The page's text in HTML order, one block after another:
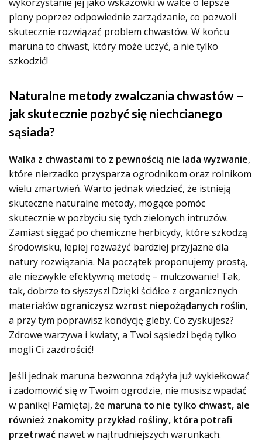
plony poprzez odpowiednie zarządzanie, co pozwoli
skutecznie rozwiązać problem chwastów. W końcu
maruna to chwast, który może uczyć, a nie tylko
szkodzić!
Naturalne metody zwalczania chwastów –
jak skutecznie pozbyć się niechcianego
sąsiada?
Walka z chwastami to z pewnością nie lada wyzwanie,
które nierzadko przysparza ogrodnikom oraz rolnikom
wielu zmartwień. Warto jednak wiedzieć, że istnieją
skuteczne naturalne metody, mogące pomóc
skutecznie w pozbyciu się tych zielonych intruzów.
Zamiast sięgać po chemiczne herbicydy, które szkodzą
środowisku, lepiej rozważyć bardziej przyjazne dla
natury rozwiązania. Na początek proponujemy prostą,
ale niezwykle efektywną metodę – mulczowanie! Tak,
tak, dobrze to słyszysz! Dzięki ściółce z organicznych
materiałów ograniczysz wzrost niepożądanych roślin,
a przy tym poprawisz kondycję gleby. Co zyskujesz?
Zdrowe warzywa i kwiaty, a Twoi sąsiedzi będą tylko
mogli Ci zazdrościć!
Jeśli jednak maruna bezwonna zdążyła już wykiełkować
i zadomowić się w Twoim ogrodzie, nie musisz wpadać
w panikę! Pamiętaj, że maruna to nie tylko chwast, ale
również znakomity przykład rośliny, która potrafi
przetrwać nawet w najtrudniejszych warunkach.